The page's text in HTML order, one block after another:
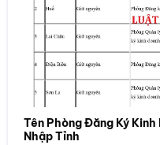
Tên Phòng Đăng Ký
Nhập Tỉnh